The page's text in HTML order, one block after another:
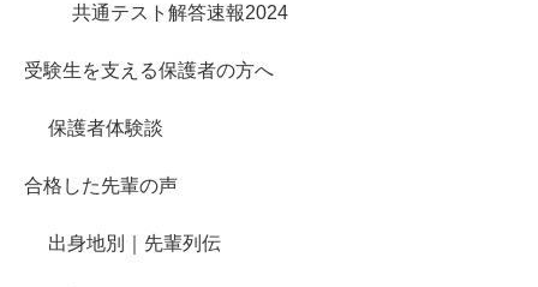
共通テスト解答速報2024
受験生を支える保護者の方へ
保護者体験談
合格した先輩の声
出身地別｜先輩列伝